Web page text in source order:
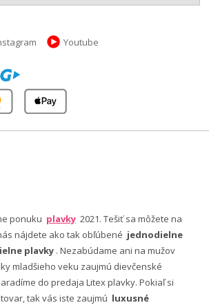
Youtube
ponuku plavky 2021. Tešiť sa môžete na
nájdete ako tak obľúbené jednodielne
plavky . Nezabúdame ani na mužov
mladšieho veku zaujmú dievčenské
do predaja Litex plavky. Pokiaľ si
tak vás iste zaujmú luxusné